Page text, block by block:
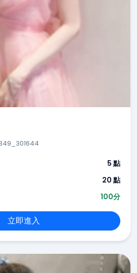
5 點
20 點
100分
立即進入